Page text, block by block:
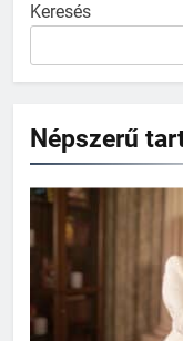
Keresés
Népszerű